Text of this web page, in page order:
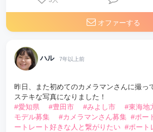
オファーする
ハル 7年以上前
昨日、また初めてのカメラマンさんに撮
ステキな写真になりました！
#愛知県
#豊田市 #みよし市 #東海地
モデル募集
#カメラマンさん募集 #ポー
ートレート好きな人と繋がりたい #ポート